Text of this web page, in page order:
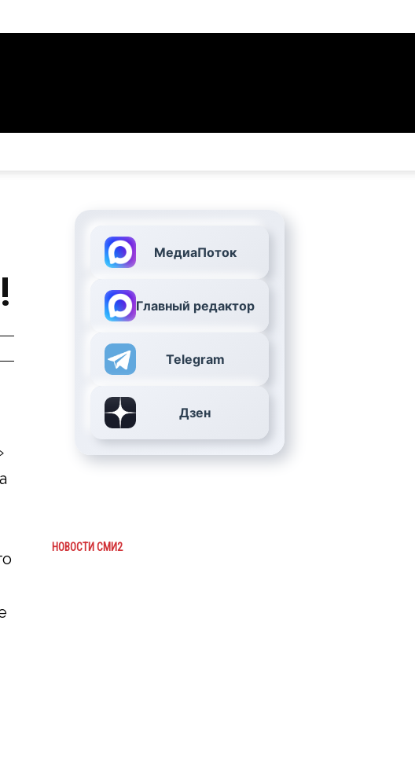
МедиаПоток
Главный редактор
Telegram
Дзен
НОВОСТИ СМИ2